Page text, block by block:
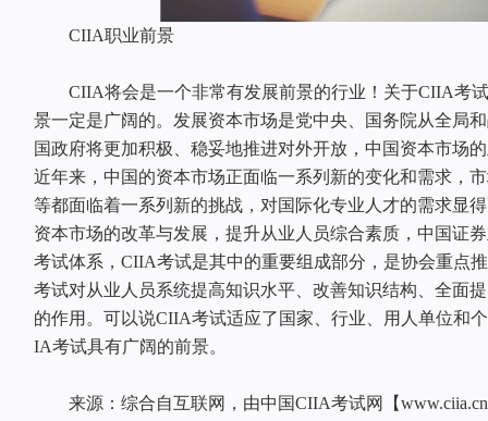
CIIA职业前景
CIIA将会是一个非常有发展前景的行业！关于CIIA考
景一定是广阔的。发展资本市场是党中央、国务院从全局
国政府将更加积极、稳妥地推进对外开放，中国资本市场
近年来，中国的资本市场正面临一系列新的变化和需求，
等都面临着一系列新的挑战，对国际化专业人才的需求显
资本市场的改革与发展，提升从业人员综合素质，中国证
考试体系，CIIA考试是其中的重要组成部分，是协会重点
考试对从业人员系统提高知识水平、改善知识结构、全面
的作用。可以说CIIA考试适应了国家、行业、用人单位和
IA考试具有广阔的前景。
来源：综合自互联网，由中国CIIA考试网【